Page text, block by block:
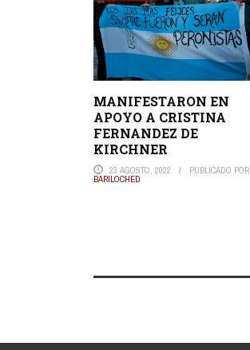
MANIFESTARON EN
APOYO A CRISTINA
FERNANDEZ DE
KIRCHNER
23 AGOSTO, 2022 PUBLICADO POR
BARILOCHED